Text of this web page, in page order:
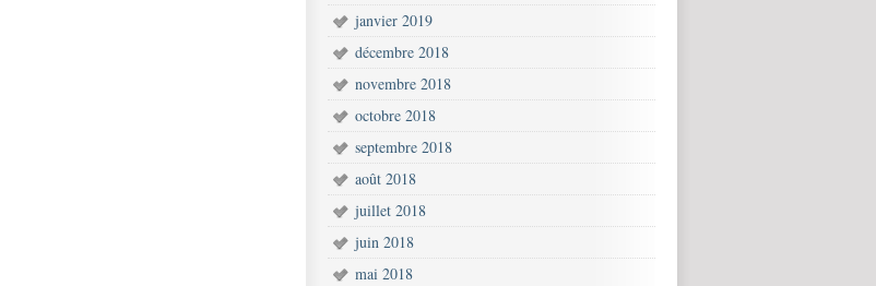
janvier 2019
décembre 2018
novembre 2018
octobre 2018
septembre 2018
août 2018
juillet 2018
juin 2018
mai 2018